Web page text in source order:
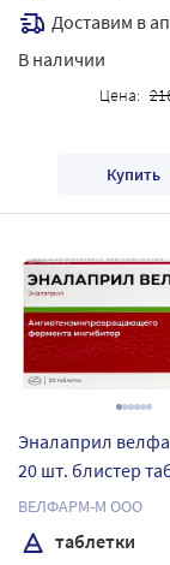
Доставим в
В наличии
Цена:
Купить
Эналаприл
20 шт. блистер
ВЕЛФАРМ-М ООО
таблетки